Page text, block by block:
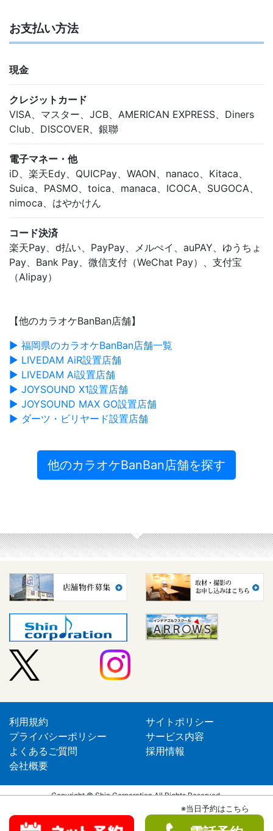
お支払い方法
現金
クレジットカード
VISA、マスター、JCB、AMERICAN EXPRESS、Diners
Club、DISCOVER、銀聯
電子マネー・他
iD、楽天Edy、QUICPay、WAON、nanaco、Kitaca、
Suica、PASMO、toica、manaca、ICOCA、SUGOCA、
nimoca、はやかけん
コード決済
楽天Pay、d払い、PayPay、メルぺイ、auPAY、ゆうちょ
Pay、Bank Pay、微信支付（WeChat Pay）、支付宝
（Alipay）
【他のカラオケBanBan店舗】
▶ 福岡県のカラオケBanBan店舗一覧
▶ LIVEDAM AiR設置店舗
▶ LIVEDAM Ai設置店舗
▶ JOYSOUND X1設置店舗
▶ JOYSOUND MAX GO設置店舗
▶ ダーツ・ビリヤード設置店舗
他のカラオケBanBan店舗を探す
利用規約
サイトポリシー
プライバシーポリシー
サービス内容
よくあるご質問
採用情報
会社概要
Copyright © Shin Corporation All Rights Reserved.
※当日予約はこちら